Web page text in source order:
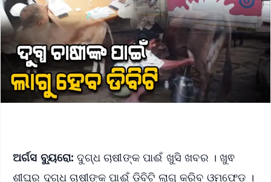
ଅର୍ଗସ ବ୍ୟୁରୋ:ଦୁଗ୍ଧ ଚାଷୀଙ୍କ ପାଈଁ ଖୁସି ଖବର । ଖୁଵ
ଶୀଘ୍ର ଦୁଗ୍ଧ ଚାଷୀଙ୍କ ପାଈଁ ଡିବିଟି ଲାଗୁ କରିବ ଓମଫେଡ଼ ।